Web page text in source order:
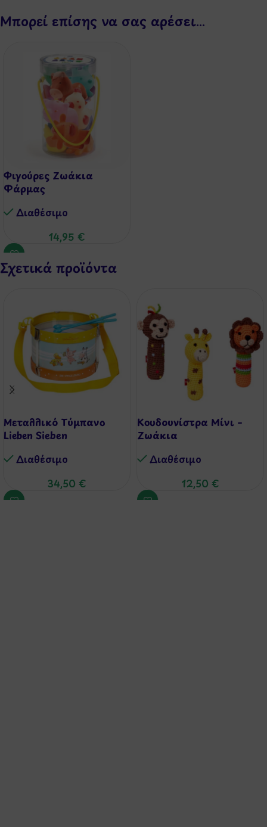
Μπορεί επίσης να σας αρέσει…
Φιγούρες Ζωάκια
Φάρμας
Διαθέσιμo
14,95 €
Σχετικά προϊόντα
Μεταλλικό Τύμπανο
Lieben Sieben
Διαθέσιμo
34,50 €
Κουδουνίστρα Μίνι –
Ζωάκια
Διαθέσιμo
12,50 €